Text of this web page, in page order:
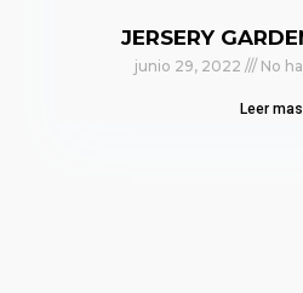
JERSERY
junio 29, 2022 No
Leer mas